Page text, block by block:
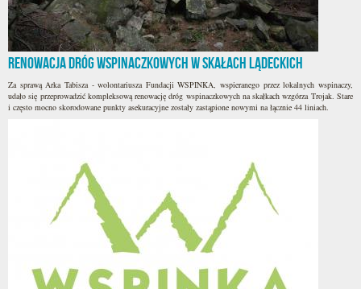
Renowacja dróg wspinaczkowych w Skałach Lądeckich
Za sprawą Arka Tabisza - wolontariusza Fundacji WSPINKA, wspieranego przez lokalnych wspinaczy,
udało się przeprowadzić kompleksową renowację dróg wspinaczkowych na skałkach wzgórza Trojak. Stare
i często mocno skorodowane punkty asekuracyjne zostały zastąpione nowymi na łącznie 44 liniach.